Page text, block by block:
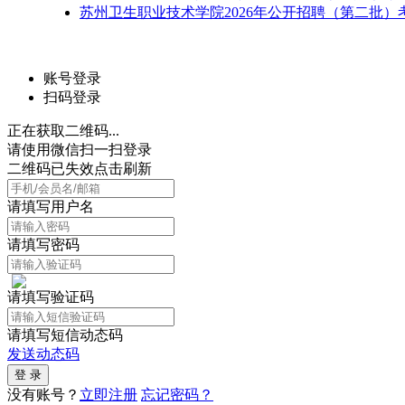
苏州卫生职业技术学院2026年公开招聘（第二批）
账号登录
扫码登录
正在获取二维码...
请使用微信扫一扫登录
二维码已失效点击刷新
请填写用户名
请填写密码
请填写验证码
请填写短信动态码
发送动态码
没有账号？ 立即注册 忘记密码？